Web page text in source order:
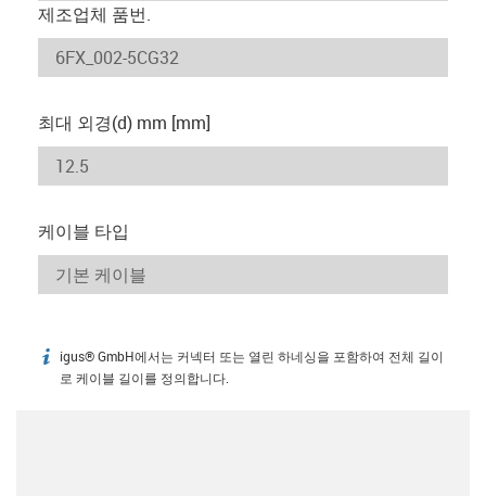
제조업체 품번.
최대 외경(d) mm [mm]
케이블 타입
igus-icon-info
igus® GmbH에서는 커넥터 또는 열린 하네싱을 포함하여 전체 길이
로 케이블 길이를 정의합니다.